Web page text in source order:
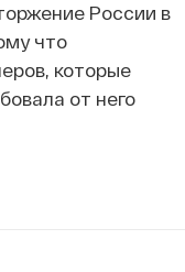
России в
что
которые
от него